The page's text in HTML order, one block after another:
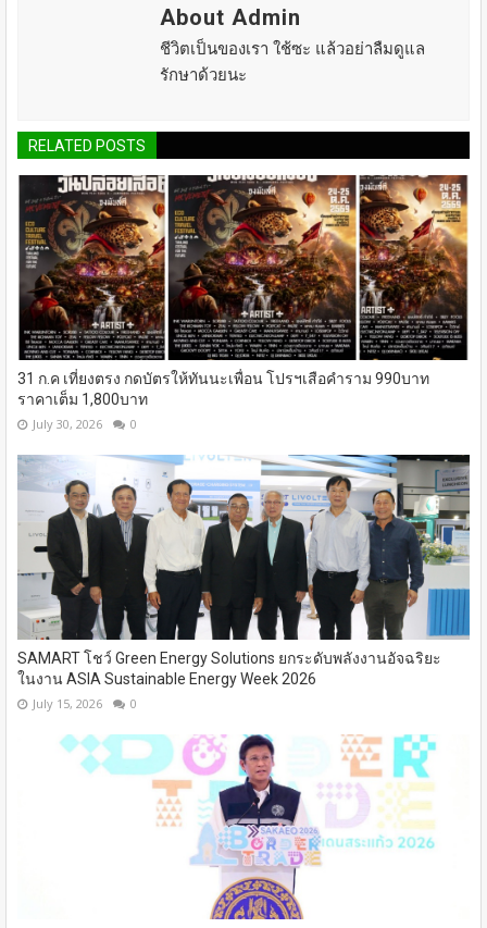
About Admin
ชีวิตเป็นของเรา ใช้ซะ แล้วอย่าลืมดูแล
รักษาด้วยนะ
RELATED POSTS
31 ก.ค เที่ยงตรง กดบัตรให้ทันนะเพื่อน โปรฯเสือคำราม 990บาท
ราคาเต็ม 1,800บาท
July 30, 2026 0
SAMART โชว์ Green Energy Solutions ยกระดับพลังงานอัจฉริยะ
ในงาน ASIA Sustainable Energy Week 2026
July 15, 2026 0